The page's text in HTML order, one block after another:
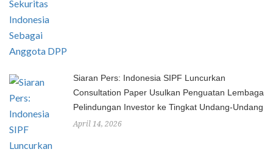
Siaran Pers: Indonesia SIPF Luncurkan
Consultation Paper Usulkan Penguatan Lembaga
Pelindungan Investor ke Tingkat Undang-Undang
April 14, 2026